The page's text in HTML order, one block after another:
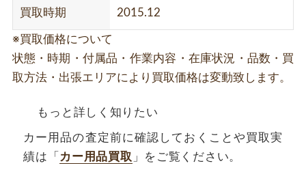
買取時期 2015.12
※買取価格について
状態・時期・付属品・作業内容・在庫状況・品数・買
取方法・出張エリアにより買取価格は変動致します。
もっと詳しく知りたい
カー用品の査定前に確認しておくことや買取実
績は「 カー用品買取 」をご覧ください。